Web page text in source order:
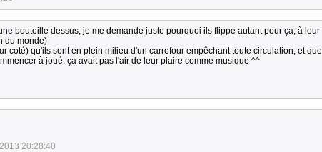
bouteille dessus, je me demande juste pourquoi ils flippe autant pour ça, à leur
du monde)
coté) qu'ils sont en plein milieu d'un carrefour empêchant toute circulation, et que
à joué, ça avait pas l'air de leur plaire comme musique ^^
20:28:40